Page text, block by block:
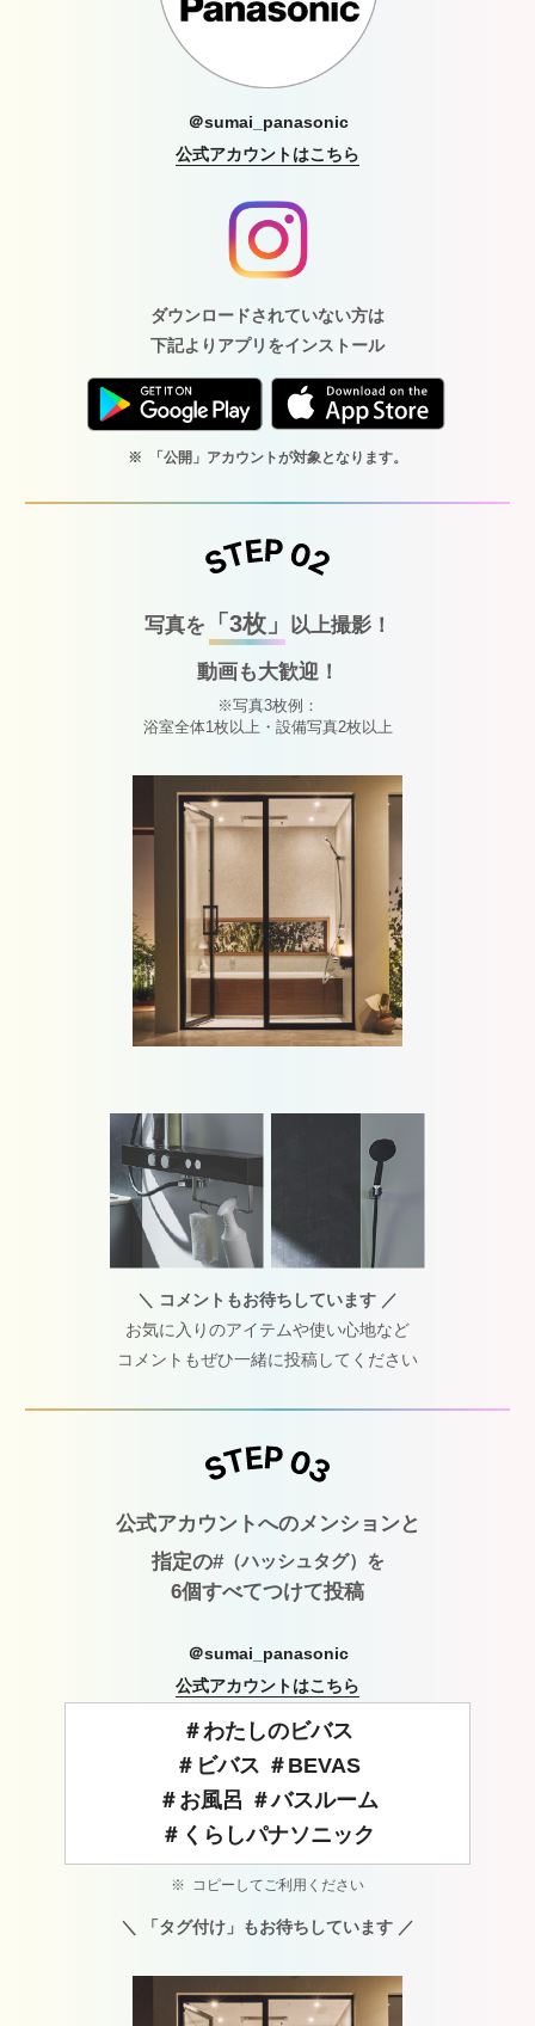
＠sumai_panasonic
公式アカウントはこちら
ダウンロードされていない方は
下記よりアプリをインストール
「公開」アカウントが対象となります。
写真を 「3枚」 以上撮影！
動画も大歓迎！
※写真3枚例：
浴室全体1枚以上・設備写真2枚以上
＼ コメントもお待ちしています ／
お気に入りのアイテムや使い心地など
コメントもぜひ一緒に投稿してください
公式アカウントへのメンションと
指定の#（ハッシュタグ）を
6個すべてつけて投稿
＠sumai_panasonic
公式アカウントはこちら
コピーしてご利用ください
＼ 「タグ付け」もお待ちしています ／